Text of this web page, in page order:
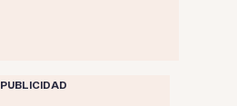
PUBLICIDAD